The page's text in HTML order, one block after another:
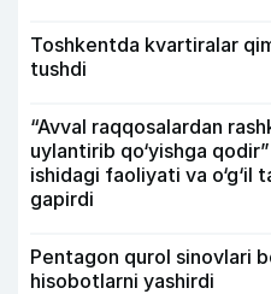
Toshkentda kvartiralar
tushdi
“Avval raqqosalardan
uylantirib qo‘yishga
ishidagi faoliyati va o‘g‘il
gapirdi
Pentagon qurol sinovlari
hisobotlarni yashirdi